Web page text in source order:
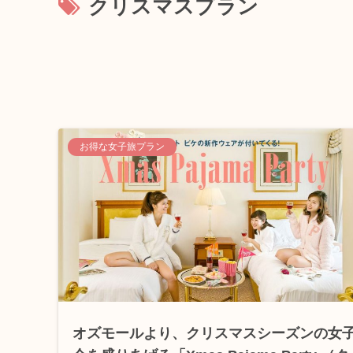
クリスマスプラン
お得な女子旅プラン
オズモールより、クリスマスシーズンの女